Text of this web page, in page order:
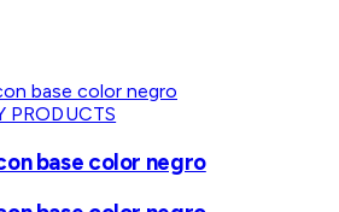
PRODUCTS
base color negro